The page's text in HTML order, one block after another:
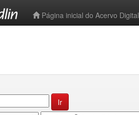
Página inicial do Acervo Digital